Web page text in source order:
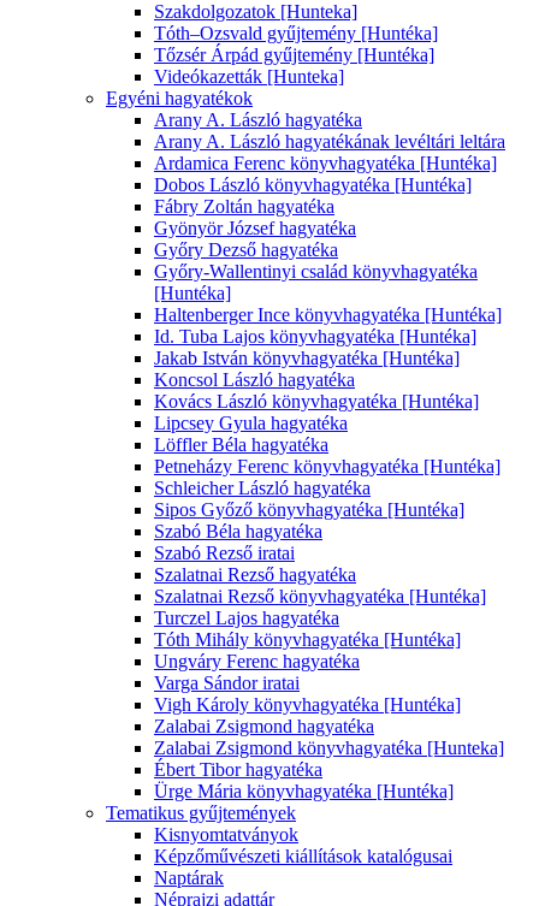
Szakdolgozatok [Hunteka]
Tóth–Ozsvald gyűjtemény [Huntéka]
Tőzsér Árpád gyűjtemény [Huntéka]
Videókazetták [Hunteka]
Egyéni hagyatékok
Arany A. László hagyatéka
Arany A. László hagyatékának levéltári leltára
Ardamica Ferenc könyvhagyatéka [Huntéka]
Dobos László könyvhagyatéka [Huntéka]
Fábry Zoltán hagyatéka
Gyönyör József hagyatéka
Győry Dezső hagyatéka
Győry-Wallentinyi család könyvhagyatéka
[Huntéka]
Haltenberger Ince könyvhagyatéka [Huntéka]
Id. Tuba Lajos könyvhagyatéka [Huntéka]
Jakab István könyvhagyatéka [Huntéka]
Koncsol László hagyatéka
Kovács László könyvhagyatéka [Huntéka]
Lipcsey Gyula hagyatéka
Löffler Béla hagyatéka
Petneházy Ferenc könyvhagyatéka [Huntéka]
Schleicher László hagyatéka
Sipos Győző könyvhagyatéka [Huntéka]
Szabó Béla hagyatéka
Szabó Rezső iratai
Szalatnai Rezső hagyatéka
Szalatnai Rezső könyvhagyatéka [Huntéka]
Turczel Lajos hagyatéka
Tóth Mihály könyvhagyatéka [Huntéka]
Ungváry Ferenc hagyatéka
Varga Sándor iratai
Vigh Károly könyvhagyatéka [Huntéka]
Zalabai Zsigmond hagyatéka
Zalabai Zsigmond könyvhagyatéka [Hunteka]
Ébert Tibor hagyatéka
Ürge Mária könyvhagyatéka [Huntéka]
Tematikus gyűjtemények
Kisnyomtatványok
Képzőművészeti kiállítások katalógusai
Naptárak
Néprajzi adattár